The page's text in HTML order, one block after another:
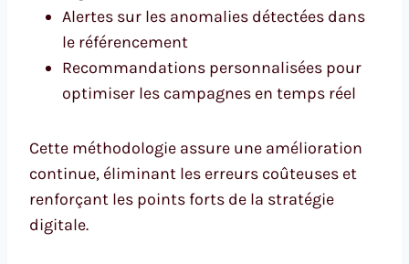
Alertes sur les anomalies détectées dans
le référencement
Recommandations personnalisées pour
optimiser les campagnes en temps réel
Cette méthodologie assure une amélioration
continue, éliminant les erreurs coûteuses et
renforçant les points forts de la stratégie
digitale.